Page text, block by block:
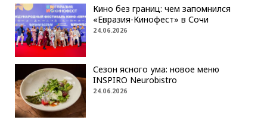
Кино без границ: чем запомнился
«Евразия-Кинофест» в Сочи
24.06.2026
Сезон ясного ума: новое меню
INSPIRO Neurobistro
24.06.2026